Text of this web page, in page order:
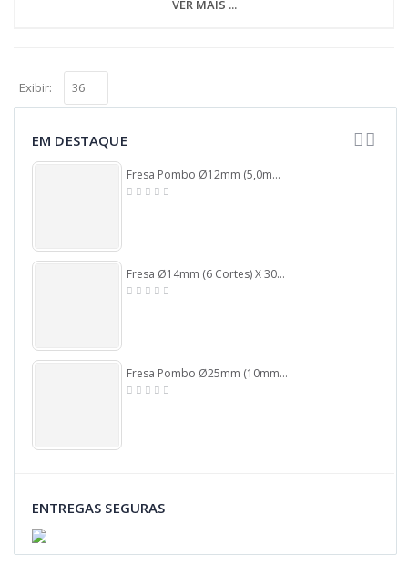
VER MAIS ...
Exibir:
EM DESTAQUE
Fresa Pombo Ø12mm (5,0mm Raio) X 44mm Total X 6,0mm Haste. (Ftr1124)
Fresa Ø14mm (6 Cortes) X 30mm ÁRea De Corte X 75mm Total X 14mm Haste. (Ftr250)
Fresa Pombo Ø25mm (10mm Raio) X 56mm Total X 12,7mm (1/2) Haste. (Ftr2754)
ENTREGAS SEGURAS